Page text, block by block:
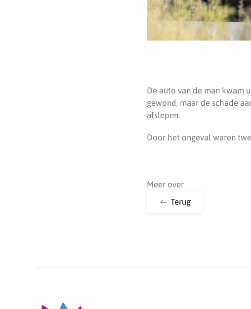
De auto van de man
gewond, maar de schade
afslepen.
Door het ongeval waren
Meer over
Terug